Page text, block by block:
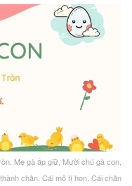
Mẹ gà ấp giữ, Mười chú gà con,
chân, Cái mỏ tí hon, Cái chân